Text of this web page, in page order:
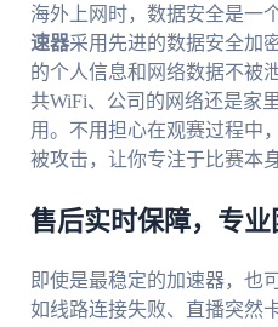
海外上网时，数据安全是一
速器采用先进的数据安全加
的个人信息和网络数据不被
共WiFi、公司的网络还是家
用。不用担心在观赛过程中
被攻击，让你专注于比赛本身
售后实时保障，专
即使是最稳定的加速器，
如线路连接失败、直播突然